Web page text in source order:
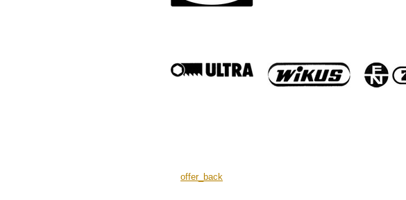
offer_back